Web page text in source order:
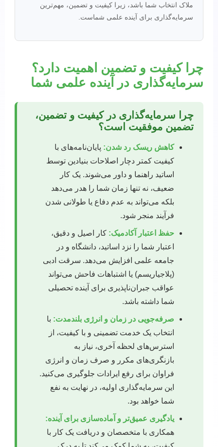
ملاک انتخاب شما باشد، زیرا کیفیت و تضمین، مهم‌ترین
سرمایه‌گذاری برای آینده علمی شماست.
چرا کیفیت و تضمین اهمیت دارد؟
سرمایه‌گذاری در آینده علمی شما
چرا سرمایه‌گذاری در کیفیت و تضمین،
تضمین موفقیت است؟
کاهش ریسک رد شدن: پایان‌نامه‌های با
کیفیت کمتر دچار اصلاحات بنیادین توسط
اساتید راهنما و داور می‌شوند. یک کار
ضعیف، نه تنها زمان شما را هدر می‌دهد
بلکه می‌تواند به عدم دفاع یا طولانی شدن
فرآیند منجر شود.
حفظ اعتبار آکادمیک: کار اصیل و دقیق،
اعتبار شما را نزد اساتید، دانشگاه و در
جامعه علمی افزایش می‌دهد. سرقت ادبی
(پلاجیاریسم) یا اشتباهات فاحش می‌تواند
عواقب جبران‌ناپذیری برای آینده تحصیلی
شما داشته باشد.
صرفه‌جویی در زمان و انرژی بلندمدت: با
انتخاب یک خدمت تضمینی و با کیفیت، از
استرس‌های لحظه آخری، نیاز به
بازنگری‌های مکرر و صرف زمان و انرژی
فراوان برای رفع ایرادات جلوگیری می‌کنید.
این سرمایه‌گذاری اولیه، در نهایت به نفع
شما خواهد بود.
یادگیری عمیق‌تر و آماده‌سازی برای آینده:
همکاری با متخصصان و دریافت یک کار با